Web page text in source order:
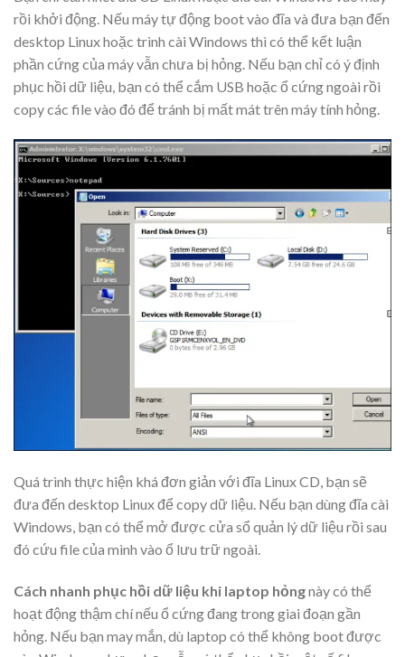
rồi khởi động. Nếu máy tự động boot vào đĩa và đưa bạn đến
desktop Linux hoặc trình cài Windows thì có thể kết luận
phần cứng của máy vẫn chưa bị hỏng. Nếu bạn chỉ có ý định
phục hồi dữ liệu, bạn có thể cắm USB hoặc ổ cứng ngoài rồi
copy các file vào đó để tránh bị mất mát trên máy tính hỏng.
Quá trình thực hiện khá đơn giản với đĩa Linux CD, bạn sẽ
đưa đến desktop Linux để copy dữ liệu. Nếu bạn dùng đĩa cài
Windows, bạn có thể mở được cửa sổ quản lý dữ liệu rồi sau
đó cứu file của mình vào ổ lưu trữ ngoài.
Cách nhanh phục hồi dữ liệu khi laptop hỏngnày có thể
hoạt động thậm chí nếu ổ cứng đang trong giai đoạn gần
hỏng. Nếu bạn may mắn, dù laptop có thể không boot được